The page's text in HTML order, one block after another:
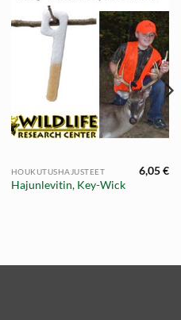
HOUKUTUSHAJUSTEET
Hajunlevitin, Key-Wick
6,05€